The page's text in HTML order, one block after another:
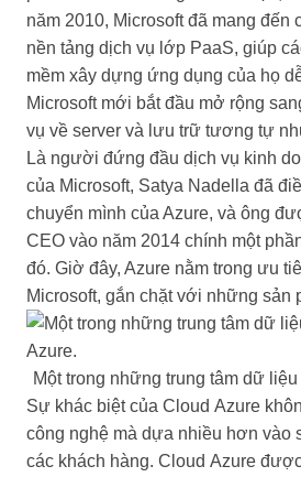
năm 2010, Microsoft đã mang đến
nền tảng dịch vụ lớp PaaS, giúp
mềm xây dựng ứng dụng của họ
Microsoft mới bắt đầu mở rộng
vụ về server và lưu trữ tương tự
Là người đứng đầu dịch vụ kinh
của Microsoft, Satya Nadella đã
chuyển mình của Azure, và ông
CEO vào năm 2014 chính một
đó. Giờ đây, Azure nằm trong ưu
Microsoft, gắn chặt với những sản
Một trong những trung tâm dữ
Sự khác biệt của Cloud Azure
công nghệ mà dựa nhiều hơn vào
các khách hàng. Cloud Azure